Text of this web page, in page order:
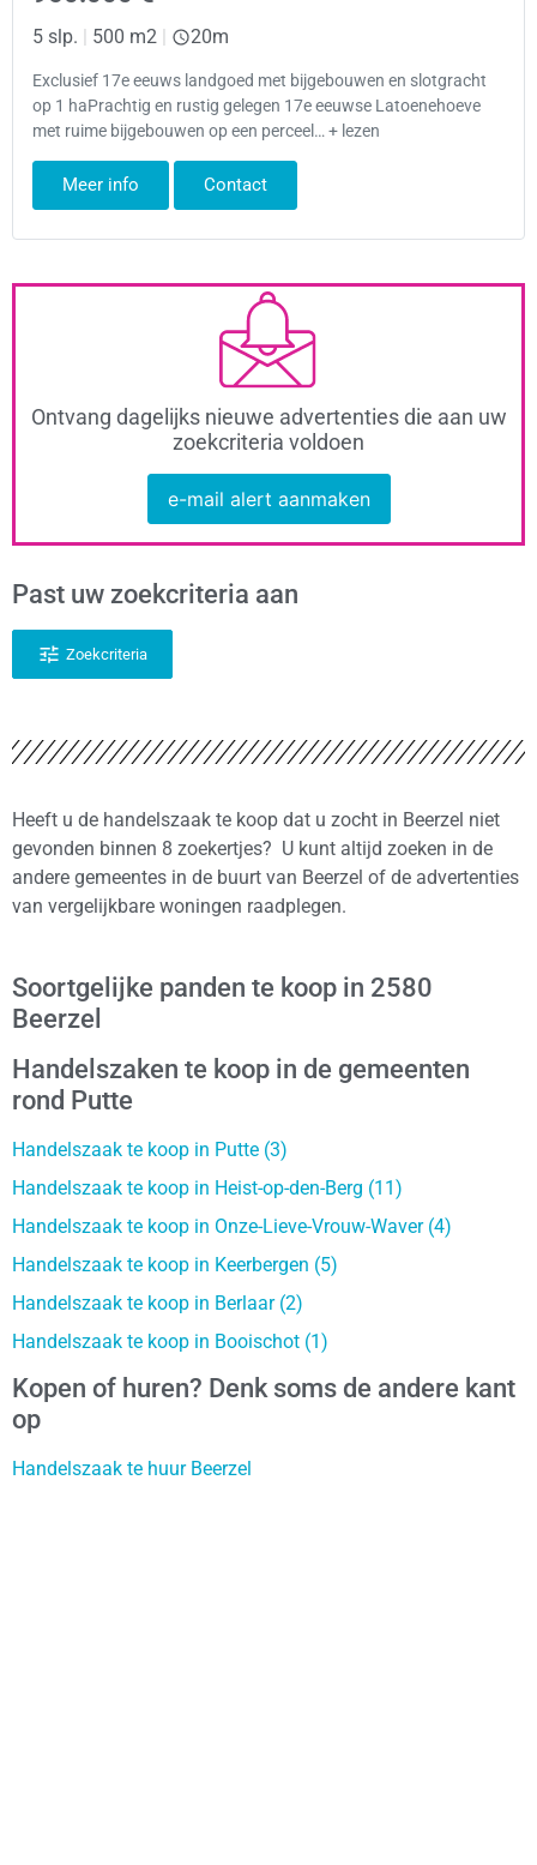
5 slp. | 500 m2 | 20m
Exclusief 17e eeuws landgoed met bijgebouwen en slotgracht
op 1 haPrachtig en rustig gelegen 17e eeuwse Latoenehoeve
met ruime bijgebouwen op een perceel… + lezen
Meer info Contact
Ontvang dagelijks nieuwe advertenties die aan uw
zoekcriteria voldoen
e-mail alert aanmaken
Past uw zoekcriteria aan
Zoekcriteria
Heeft u de handelszaak te koop dat u zocht in Beerzel niet
gevonden binnen 8 zoekertjes? U kunt altijd zoeken in de
andere gemeentes in de buurt van Beerzel of de advertenties
van vergelijkbare woningen raadplegen.
Soortgelijke panden te koop in 2580
Beerzel
Handelszaken te koop in de gemeenten
rond Putte
Handelszaak te koop in Putte (3)
Handelszaak te koop in Heist-op-den-Berg (11)
Handelszaak te koop in Onze-Lieve-Vrouw-Waver (4)
Handelszaak te koop in Keerbergen (5)
Handelszaak te koop in Berlaar (2)
Handelszaak te koop in Booischot (1)
Kopen of huren? Denk soms de andere kant
op
Handelszaak te huur Beerzel